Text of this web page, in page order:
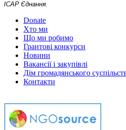
ІСАР Єднання.
Donate
Хто ми
Що ми робимо
Грантові конкурси
Новини
Вакансії і закупівлі
Дім громадянського
Контакти